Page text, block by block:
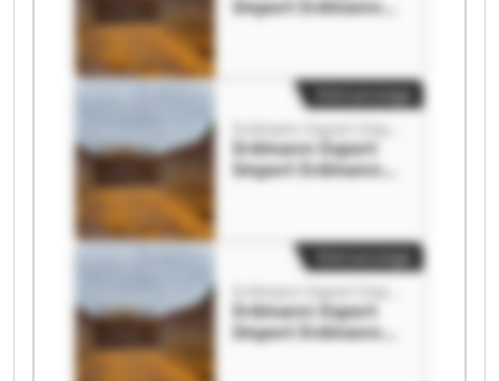
Import Erdmann
Export Import
Erdmann Export
Import Erdmann
Export Import
Kleinanzeige
Erdmann Export
Import Erdmann
Export Import
Kleinanzeige